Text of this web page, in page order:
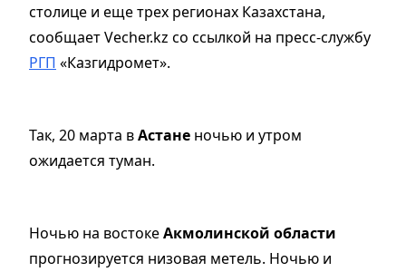
столице и еще трех регионах Казахстана,
сообщает Vecher.kz со ссылкой на пресс-службу
РГП «Казгидромет».
Так, 20 марта вАстане ночью и утром
ожидается туман.
Ночью на востокеАкмолинской области
прогнозируется низовая метель. Ночью и